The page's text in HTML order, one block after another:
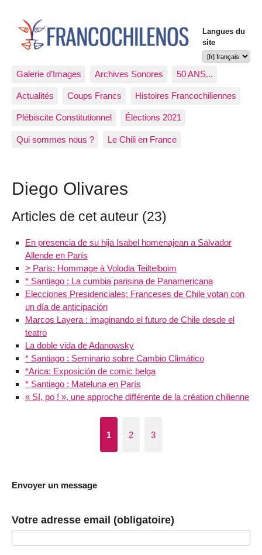
Langues du
site
Galerie d’Images Archives Sonores 50 ANS...
Actualités Coups Francs Histoires Francochiliennes
Plébiscite Constitutionnel Élections 2021
Qui sommes nous ? Le Chili en France
Diego Olivares
Articles de cet auteur (23)
En presencia de su hija Isabel homenajean a Salvador
Allende en París
> Paris: Hommage à Volodia Teiltelboim
* Santiago : La cumbia parisina de Panamericana
Elecciones Presidenciales: Franceses de Chile votan con
un día de anticipación
Marcos Layera : imaginando el futuro de Chile desde el
teatro
La doble vida de Adanowsky
* Santiago : Seminario sobre Cambio Climático
*Arica: Exposición de comic belga
* Santiago : Mateluna en París
« SI, po ! », une approche différente de la création chilienne
1 2 3
Envoyer un message
Votre adresse email (obligatoire)